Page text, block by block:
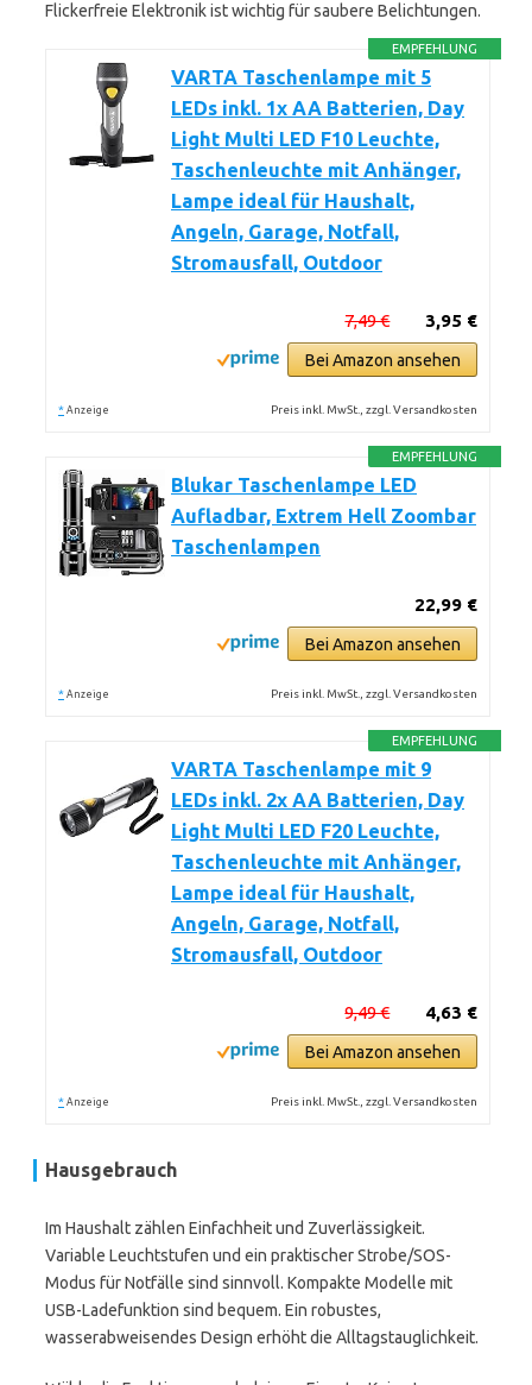
Flickerfreie Elektronik ist wichtig für saubere Belichtungen.
EMPFEHLUNG
VARTA Taschenlampe mit 5
LEDs inkl. 1x AA Batterien, Day
Light Multi LED F10 Leuchte,
Taschenleuchte mit Anhänger,
Lampe ideal für Haushalt,
Angeln, Garage, Notfall,
Stromausfall, Outdoor
3,95 €
7,49 €
Bei Amazon ansehen
* Anzeige Preis inkl. MwSt., zzgl. Versandkosten
EMPFEHLUNG
Blukar Taschenlampe LED
Aufladbar, Extrem Hell Zoombar
Taschenlampen
22,99 €
Bei Amazon ansehen
* Anzeige Preis inkl. MwSt., zzgl. Versandkosten
EMPFEHLUNG
VARTA Taschenlampe mit 9
LEDs inkl. 2x AA Batterien, Day
Light Multi LED F20 Leuchte,
Taschenleuchte mit Anhänger,
Lampe ideal für Haushalt,
Angeln, Garage, Notfall,
Stromausfall, Outdoor
4,63 €
9,49 €
Bei Amazon ansehen
* Anzeige Preis inkl. MwSt., zzgl. Versandkosten
Hausgebrauch
Im Haushalt zählen Einfachheit und Zuverlässigkeit.
Variable Leuchtstufen und ein praktischer Strobe/SOS-
Modus für Notfälle sind sinnvoll. Kompakte Modelle mit
USB-Ladefunktion sind bequem. Ein robustes,
wasserabweisendes Design erhöht die Alltagstauglichkeit.